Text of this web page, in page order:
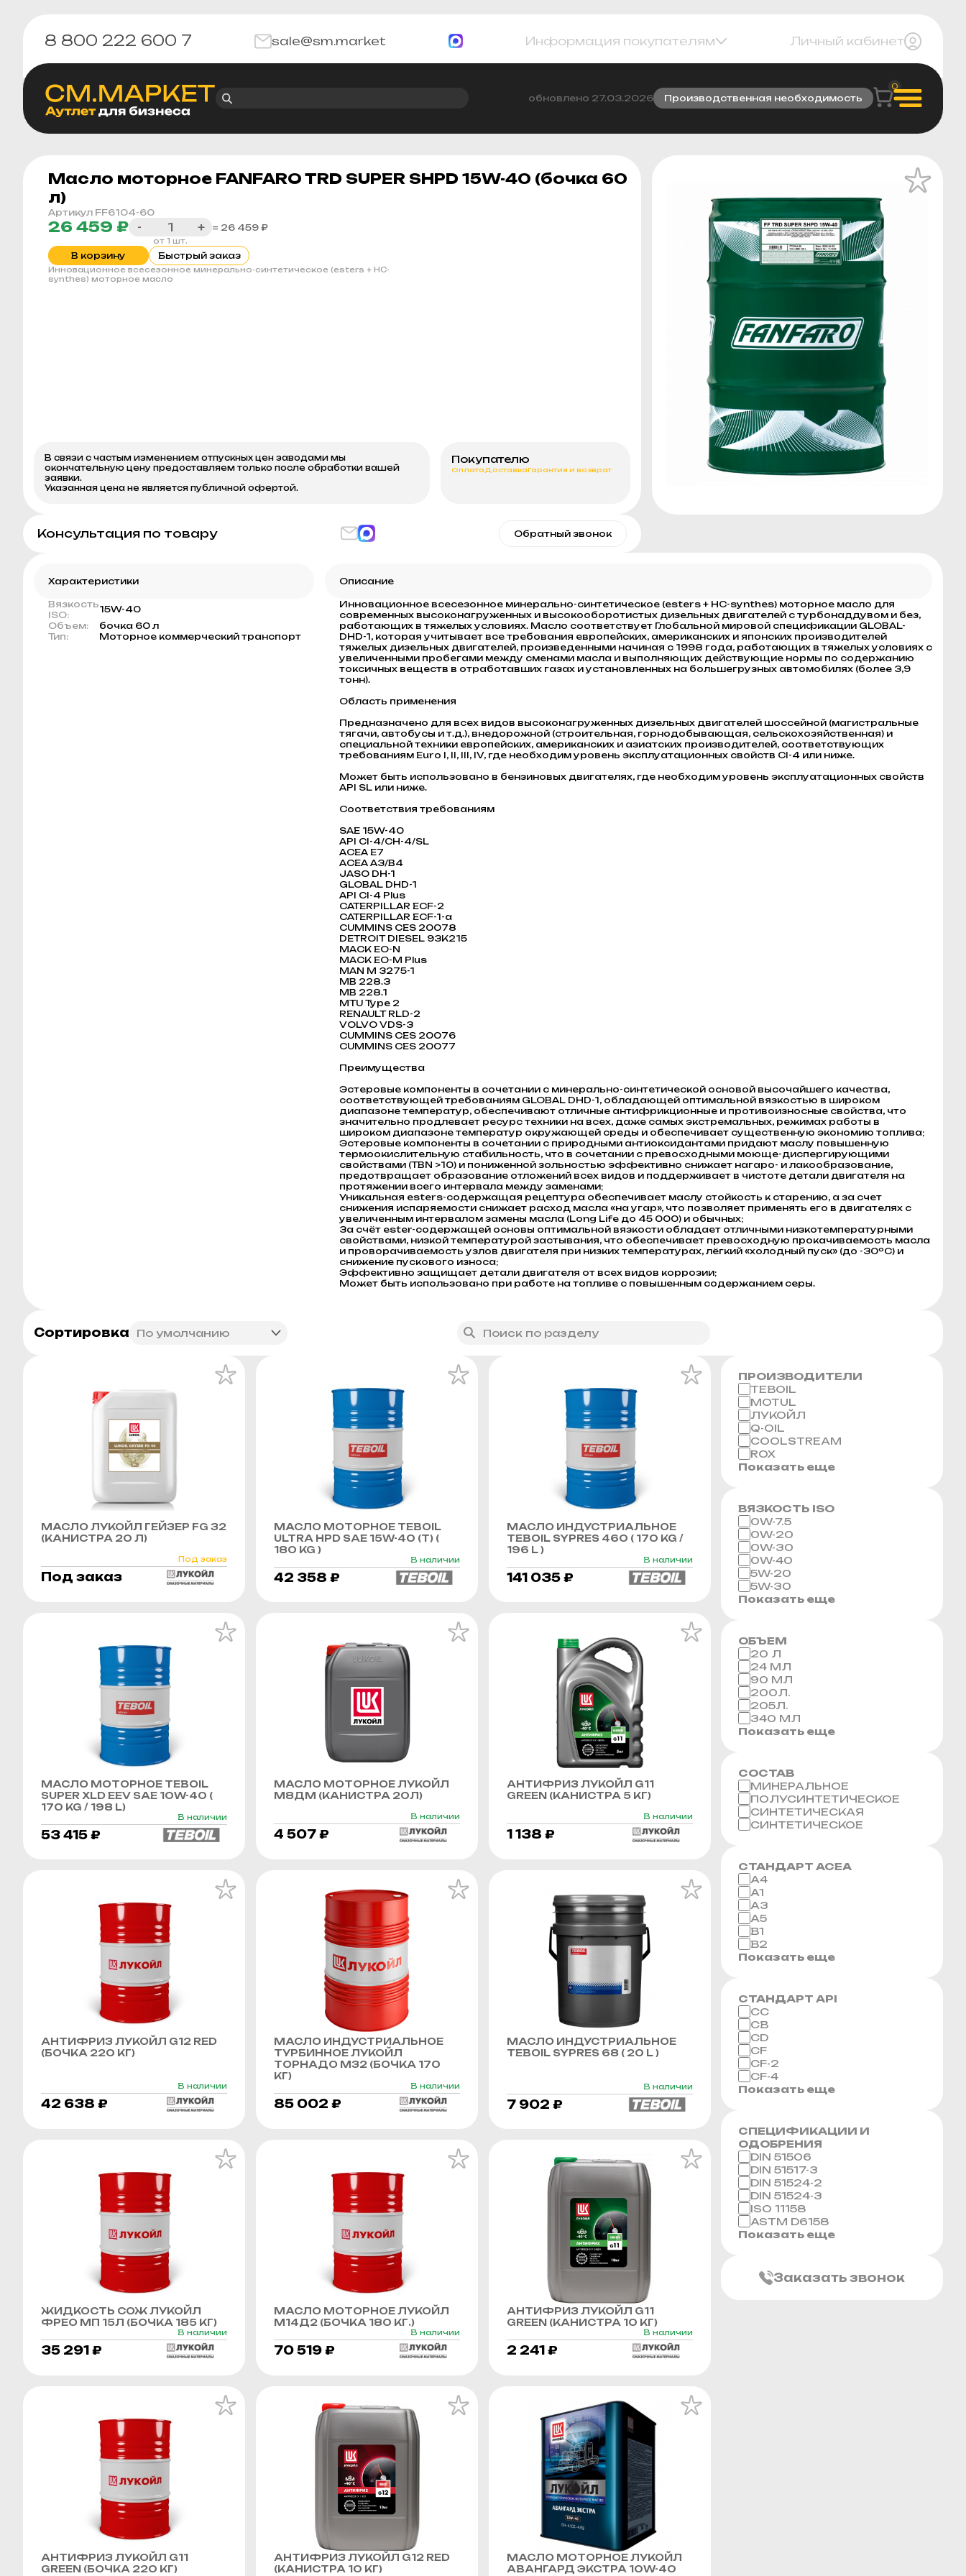
8 800 222 600 7 sale@sm.market Информация покупателям Личный кабинет
обновлено 27.03.2026 Производственная необходимость
0
Масло моторное FANFARO TRD SUPER SHPD 15W-40 (бочка 60
л)
Артикул FF6104-60
26 459 ₽ - +
от 1 шт.
= 26 459 ₽
В корзину Быстрый заказ
Инновационное всесезонное минерально-синтетическое (esters + HC-
synthes) моторное масло
В связи с частым изменением отпускных цен заводами мы
окончательную цену предоставляем только после обработки вашей
заявки.
Указанная цена не является публичной офертой.
Покупателю
Оплата ДоставкаГарантия и возврат
Консультация по товару Обратный звонок
Характеристики
Вязкость
ISO:
15W-40
Объем:
бочка 60 л
Тип:
Моторное коммерческий транспорт
Описание
Инновационное всесезонное минерально-синтетическое (esters + HC-synthes) моторное масло для
современных высоконагруженных и высокооборотистых дизельных двигателей с турбонаддувом и без,
работающих в тяжелых условиях. Масло соответствует Глобальной мировой спецификации GLOBAL-
DHD-1, которая учитывает все требования европейских, американских и японских производителей
тяжелых дизельных двигателей, произведенными начиная с 1998 года, работающих в тяжелых условиях с
увеличенными пробегами между сменами масла и выполняющих действующие нормы по содержанию
токсичных веществ в отработавших газах и установленных на большегрузных автомобилях (более 3,9
тонн).
Область применения
Предназначено для всех видов высоконагруженных дизельных двигателей шоссейной (магистральные
тягачи, автобусы и т.д.), внедорожной (строительная, горнодобывающая, сельскохозяйственная) и
специальной техники европейских, американских и азиатских производителей, соответствующих
требованиям Euro I, II, III, IV, где необходим уровень эксплуатационных свойств CI-4 или ниже.
Может быть использовано в бензиновых двигателях, где необходим уровень эксплуатационных свойств
API SL или ниже.
Соответствия требованиям
SAE 15W-40
API CI-4/CH-4/SL
ACEA E7
ACEA A3/B4
JASO DH-1
GLOBAL DHD-1
API CI-4 Plus
CATERPILLAR ECF-2
CATERPILLAR ECF-1-a
CUMMINS CES 20078
DETROIT DIESEL 93K215
MACK EO-N
MACK EO-M Plus
MAN M 3275-1
MB 228.3
MB 228.1
MTU Type 2
RENAULT RLD-2
VOLVO VDS-3
CUMMINS CES 20076
CUMMINS CES 20077
Преимущества
Эстеровые компоненты в сочетании с минерально-синтетической основой высочайшего качества,
соответствующей требованиям GLOBAL DHD-1, обладающей оптимальной вязкостью в широком
диапазоне температур, обеспечивают отличные антифрикционные и противоизносные свойства, что
значительно продлевает ресурс техники на всех, даже самых экстремальных, режимах работы в
широком диапазоне температур окружающей среды и обеспечивает существенную экономию топлива;
Эстеровые компоненты в сочетании с природными антиоксидантами придают маслу повышенную
термоокислительную стабильность, что в сочетании с превосходными моюще-диспергирующими
свойствами (TBN >10) и пониженной зольностью эффективно снижает нагаро- и лакообразование,
предотвращает образование отложений всех видов и поддерживает в чистоте детали двигателя на
протяжении всего интервала между заменами;
Уникальная esters-содержащая рецептура обеспечивает маслу стойкость к старению, а за счет
снижения испаряемости снижает расход масла «на угар», что позволяет применять его в двигателях с
увеличенным интервалом замены масла (Long Life до 45 000) и обычных;
За счёт ester-содержащей основы оптимальной вязкости обладает отличными низкотемпературными
свойствами, низкой температурой застывания, что обеспечивает превосходную прокачиваемость масла
и проворачиваемость узлов двигателя при низких температурах, лёгкий «холодный пуск» (до -30ºC) и
снижение пускового износа;
Эффективно защищает детали двигателя от всех видов коррозии;
Может быть использовано при работе на топливе с повышенным содержанием серы.
Сортировка
МАСЛО ЛУКОЙЛ ГЕЙЗЕР FG 32
(КАНИСТРА 20 Л)
Под заказ
Под заказ
МАСЛО МОТОРНОЕ TEBOIL
ULTRA HPD SAE 15W-40 (Т) (
180 KG )
В наличии
42 358 ₽
МАСЛО ИНДУСТРИАЛЬНОЕ
TEBOIL SYPRES 460 ( 170 KG /
196 L )
В наличии
141 035 ₽
МАСЛО МОТОРНОЕ TEBOIL
SUPER XLD EEV SAE 10W-40 (
170 KG / 198 L)
В наличии
53 415 ₽
МАСЛО МОТОРНОЕ ЛУКОЙЛ
М8ДМ (КАНИСТРА 20Л)
В наличии
4 507 ₽
АНТИФРИЗ ЛУКОЙЛ G11
GREEN (КАНИСТРА 5 КГ)
В наличии
1 138 ₽
АНТИФРИЗ ЛУКОЙЛ G12 RED
(БОЧКА 220 КГ)
В наличии
42 638 ₽
МАСЛО ИНДУСТРИАЛЬНОЕ
ТУРБИННОЕ ЛУКОЙЛ
ТОРНАДО М32 (БОЧКА 170
КГ)
В наличии
85 002 ₽
МАСЛО ИНДУСТРИАЛЬНОЕ
TEBOIL SYPRES 68 ( 20 L )
В наличии
7 902 ₽
ЖИДКОСТЬ СОЖ ЛУКОЙЛ
ФРЕО МП 15Л (БОЧКА 185 КГ)
В наличии
35 291 ₽
МАСЛО МОТОРНОЕ ЛУКОЙЛ
М14Д2 (БОЧКА 180 КГ.)
В наличии
70 519 ₽
АНТИФРИЗ ЛУКОЙЛ G11
GREEN (КАНИСТРА 10 КГ)
В наличии
2 241 ₽
АНТИФРИЗ ЛУКОЙЛ G11
GREEN (БОЧКА 220 КГ)
АНТИФРИЗ ЛУКОЙЛ G12 RED
(КАНИСТРА 10 КГ)
МАСЛО МОТОРНОЕ ЛУКОЙЛ
АВАНГАРД ЭКСТРА 10W-40
ПРОИЗВОДИТЕЛИ
TEBOIL
MOTUL
ЛУКОЙЛ
Q-OIL
COOLSTREAM
ROX
Показать еще
ВЯЗКОСТЬ ISO
0W-7.5
0W-20
0W-30
0W-40
5W-20
5W-30
Показать еще
ОБЪЕМ
20 Л
24 МЛ
90 МЛ
200Л.
205Л.
340 МЛ
Показать еще
СОСТАВ
МИНЕРАЛЬНОЕ
ПОЛУСИНТЕТИЧЕСКОЕ
СИНТЕТИЧЕСКАЯ
СИНТЕТИЧЕСКОЕ
СТАНДАРТ ACEA
A4
A1
A3
A5
B1
B2
Показать еще
СТАНДАРТ API
CC
CB
CD
CF
CF-2
CF-4
Показать еще
СПЕЦИФИКАЦИИ И
ОДОБРЕНИЯ
DIN 51506
DIN 51517-3
DIN 51524-2
DIN 51524-3
ISO 11158
ASTM D6158
Показать еще
Заказать звонок